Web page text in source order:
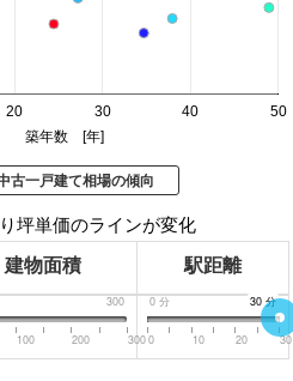
20 30 40 50
築年数 [年]
古一戸建て相場の傾向
坪単価のラインが変化
建物面積 駅距離
300
100 200 300
0 分 30 分
30 分
0 10 20 30